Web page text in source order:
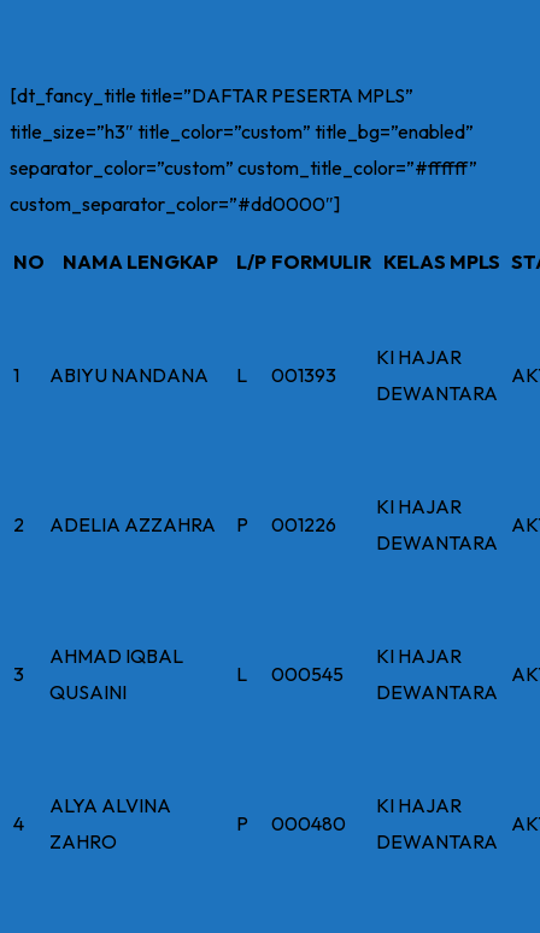
[dt_fancy_title title=”DAFTAR PESERTA MPLS”
title_size=”h3″ title_color=”custom” title_bg=”enabled”
separator_color=”custom” custom_title_color=”#ffffff”
custom_separator_color=”#dd0000″]
NO NAMA LENGKAP L/P FORMULIR KELAS MPLS
1 ABIYU NANDANA L 001393
KI HAJAR
DEWANTARA
2 ADELIA AZZAHRA P 001226
KI HAJAR
DEWANTARA
3
AHMAD IQBAL
QUSAINI
L 000545
KI HAJAR
DEWANTARA
4
ALYA ALVINA
ZAHRO
P 000480
KI HAJAR
DEWANTARA